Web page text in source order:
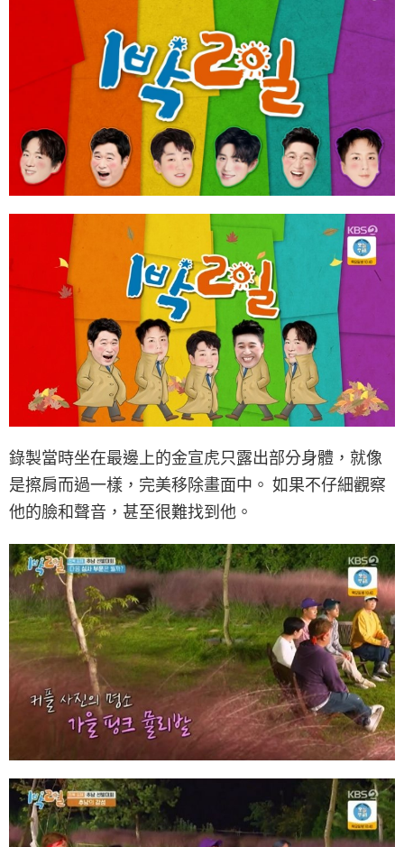
錄製當時坐在最邊上的金宣虎只露出部分身體，就像
是擦肩而過一樣，完美移除畫面中。 如果不仔細觀察
他的臉和聲音，甚至很難找到他。